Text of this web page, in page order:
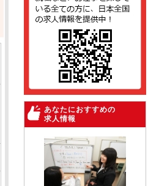
あなたにおすすめの
求人情報